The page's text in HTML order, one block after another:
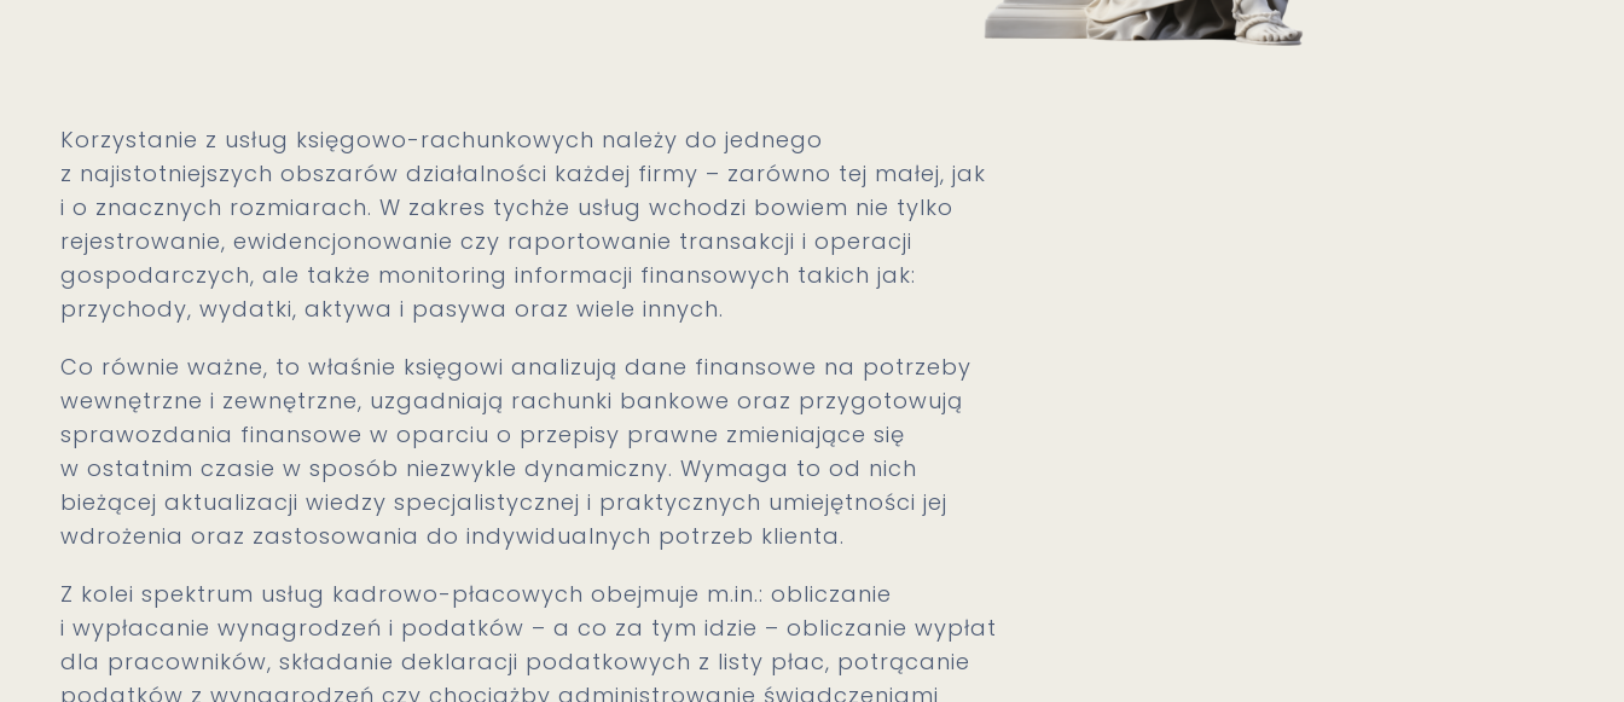
Korzystanie z usług księgowo-rachunkowych należy do jednego
z najistotniejszych obszarów działalności każdej firmy – zarówno tej małej, jak
i o znacznych rozmiarach. W zakres tychże usług wchodzi bowiem nie tylko
rejestrowanie, ewidencjonowanie czy raportowanie transakcji i operacji
gospodarczych, ale także monitoring informacji finansowych takich jak:
przychody, wydatki, aktywa i pasywa oraz wiele innych.
Co równie ważne, to właśnie księgowi analizują dane finansowe na potrzeby
wewnętrzne i zewnętrzne, uzgadniają rachunki bankowe oraz przygotowują
sprawozdania finansowe w oparciu o przepisy prawne zmieniające się
w ostatnim czasie w sposób niezwykle dynamiczny. Wymaga to od nich
bieżącej aktualizacji wiedzy specjalistycznej i praktycznych umiejętności jej
wdrożenia oraz zastosowania do indywidualnych potrzeb klienta.
Z kolei spektrum usług kadrowo-płacowych obejmuje m.in.: obliczanie
i wypłacanie wynagrodzeń i podatków – a co za tym idzie – obliczanie wypłat
dla pracowników, składanie deklaracji podatkowych z listy płac, potrącanie
podatków z wynagrodzeń czy chociażby administrowanie świadczeniami